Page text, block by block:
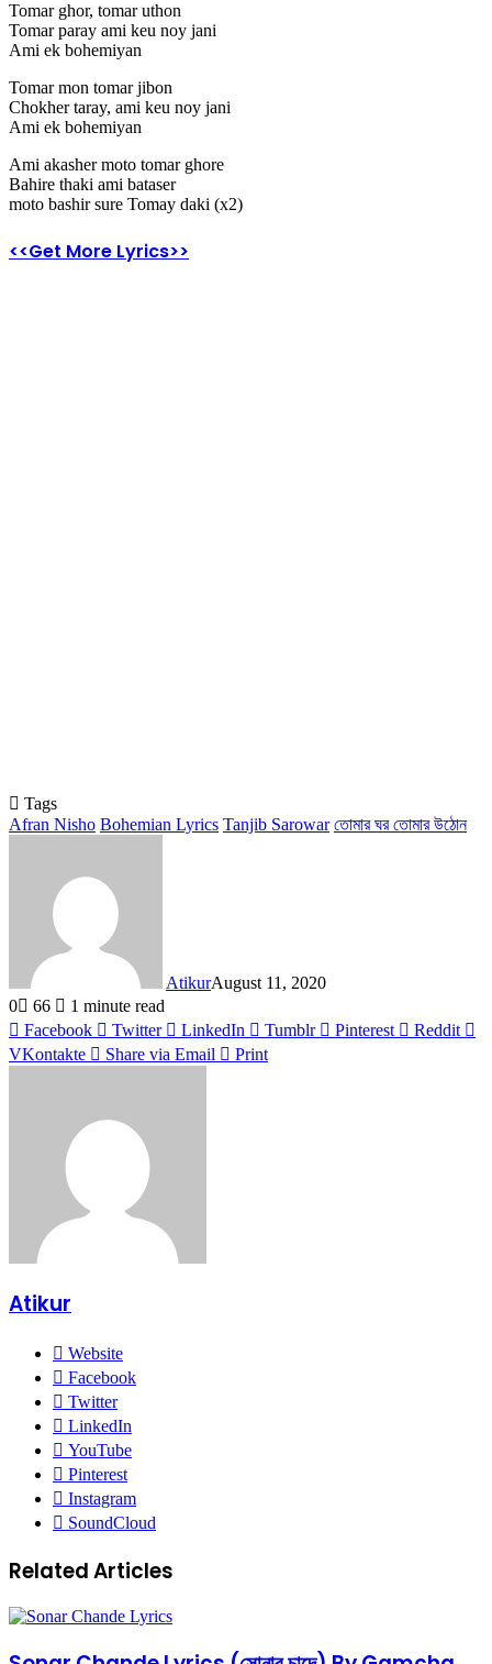
Tomar ghor, tomar uthon
Tomar paray ami keu noy jani
Ami ek bohemiyan
Tomar mon tomar jibon
Chokher taray, ami keu noy jani
Ami ek bohemiyan
Ami akasher moto tomar ghore
Bahire thaki ami bataser
moto bashir sure Tomay daki (x2)
<<Get More Lyrics>>
Tags
Afran Nisho Bohemian Lyrics Tanjib Sarowar তোমার ঘর তোমার উঠোন
AtikurAugust 11, 2020
0
66
1 minute read
Facebook
Twitter LinkedIn Tumblr Pinterest
Reddit
VKontakte
Share via Email Print
Atikur
Website
Facebook
Twitter
LinkedIn
YouTube
Pinterest
Instagram
SoundCloud
Related Articles